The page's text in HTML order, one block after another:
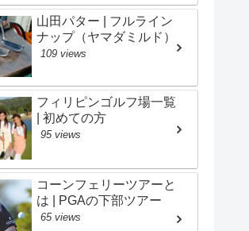
山田パター | フルライン
ナップ（ヤマダミルド）
109 views
フィリピンゴルフ場一覧
| 初めての方
95 views
コーンフェリーツアーと
は | PGAの下部ツアー
65 views